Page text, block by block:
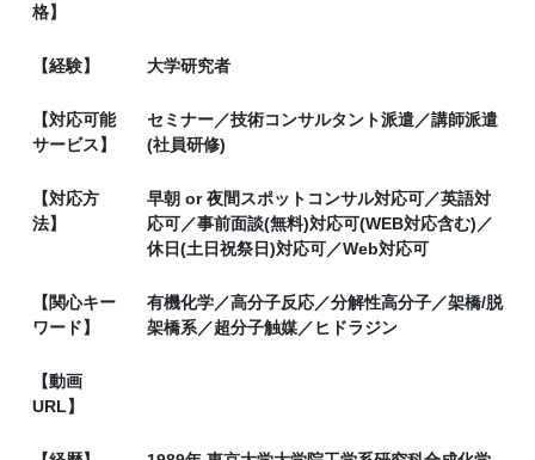
格】
【経験】 大学研究者
【対応可能
サービス】
セミナー／技術コンサルタント派遣／講師派遣
(社員研修)
【対応方
法】
早朝 or 夜間スポットコンサル対応可／英語対
応可／事前面談(無料)対応可(WEB対応含む)／
休日(土日祝祭日)対応可／Web対応可
【関心キー
ワード】
有機化学／高分子反応／分解性高分子／架橋/脱
架橋系／超分子触媒／ヒドラジン
【動画
URL】